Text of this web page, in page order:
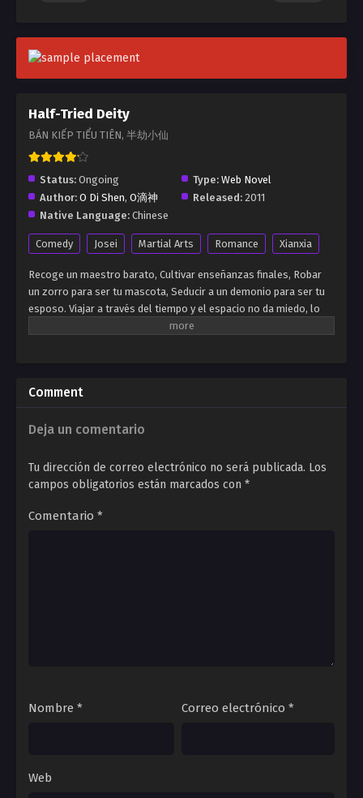
Half-Tried Deity
BÁN KIẾP TIỂU TIÊN, 半劫小仙
Status: Ongoing Type: Web Novel
Author: O Di Shen, O滴神 Released: 2011
Native Language: Chinese
Comedy Josei Martial Arts Romance Xianxia
Recoge un maestro barato, Cultivar enseñanzas finales, Robar
un zorro para ser tu mascota, Seducir a un demonio para ser tu
esposo. Viajar a través del tiempo y el espacio no da miedo, lo
único que debe temer es la falta de cultura. Todos dicen que el
camino de otras personas para que no tengan camino para
caminar. No hay nada de qué preocuparse si no puede ser
juzgado. Podemos aprobar la prueba de otro y convertirnos en
Comment
Deja un comentario
Tu dirección de correo electrónico no será publicada. Los
campos obligatorios están marcados con *
Comentario *
Nombre * Correo electrónico *
Web